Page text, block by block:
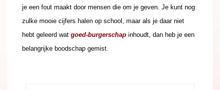
je een fout maakt door mensen die om je geven. Je kunt nog
zulke mooie cijfers halen op school, maar als je daar niet
hebt geleerd wat goed-burgerschap inhoudt, dan heb je een
belangrijke boodschap gemist.